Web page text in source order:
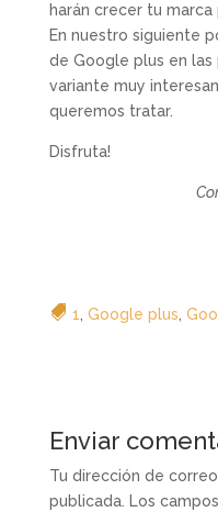
harán crecer tu
En nuestro siguiente
de Google plus en las
variante muy
queremos tratar.
Disfruta!
1, Google plus,
Enviar
Tu dirección de
publicada. Los